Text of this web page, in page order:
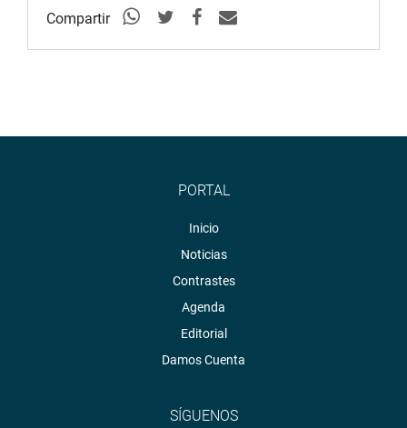
Compartir
PORTAL
Inicio
Noticias
Contrastes
Agenda
Editorial
Damos Cuenta
SÍGUENOS